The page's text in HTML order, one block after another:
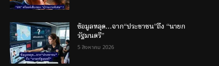
ข้อมูลหลุด…จาก“ประชาชน”ถึง “นายก
รัฐมนตรี”
5 สิงหาคม 2026